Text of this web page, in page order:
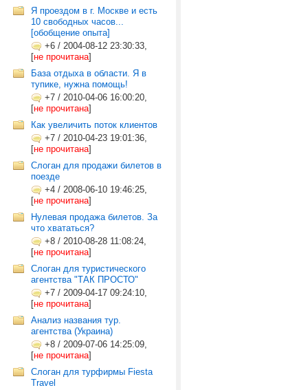
Я проездом в г. Москве и есть
10 свободных часов...
[обобщение опыта]
+6 / 2004-08-12 23:30:33,
[не прочитана]
База отдыха в области. Я в
тупике, нужна помощь!
+7 / 2010-04-06 16:00:20,
[не прочитана]
Как увеличить поток клиентов
+7 / 2010-04-23 19:01:36,
[не прочитана]
Слоган для продажи билетов в
поезде
+4 / 2008-06-10 19:46:25,
[не прочитана]
Нулевая продажа билетов. За
что хвататься?
+8 / 2010-08-28 11:08:24,
[не прочитана]
Слоган для туристического
агентства "ТАК ПРОСТО"
+7 / 2009-04-17 09:24:10,
[не прочитана]
Анализ названия тур.
агентства (Украина)
+8 / 2009-07-06 14:25:09,
[не прочитана]
Слоган для турфирмы Fiesta
Travel